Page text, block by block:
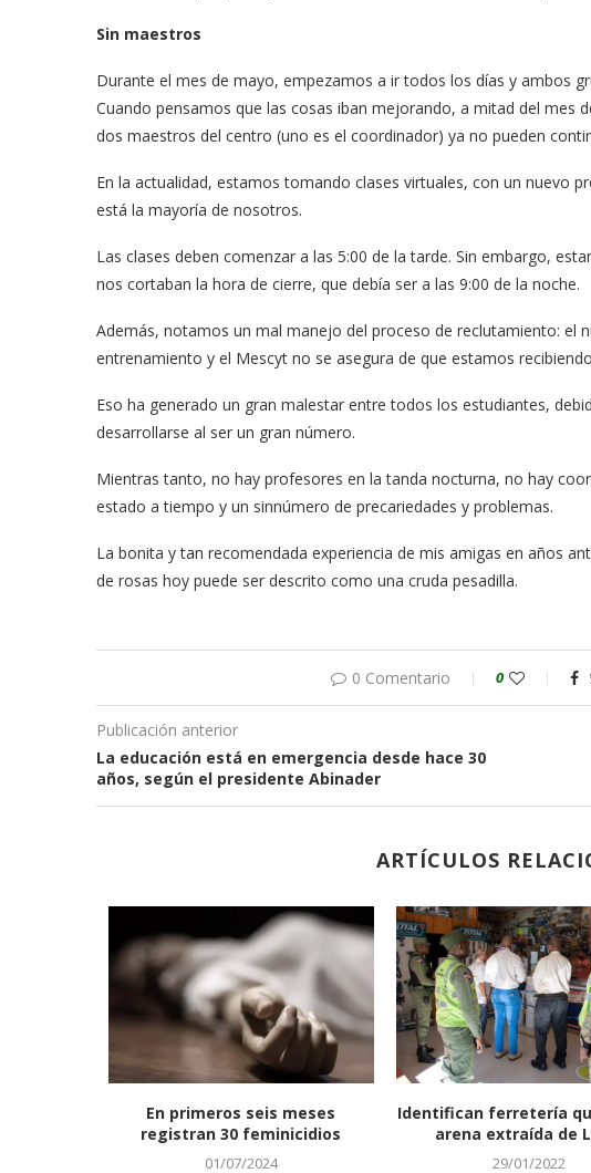
Sin maestros
Durante el mes de mayo, empezamos a ir todos los días y ambos
Cuando pensamos que las cosas iban mejorando, a mitad del mes
dos maestros del centro (uno es el coordinador) ya no pueden
En la actualidad, estamos tomando clases virtuales, con un nuevo
está la mayoría de nosotros.
Las clases deben comenzar a las 5:00 de la tarde. Sin embargo,
nos cortaban la hora de cierre, que debía ser a las 9:00 de la noche.
Además, notamos un mal manejo del proceso de reclutamiento: el
entrenamiento y el Mescyt no se asegura de que estamos
Eso ha generado un gran malestar entre todos los estudiantes,
desarrollarse al ser un gran número.
Mientras tanto, no hay profesores en la tanda nocturna, no hay
estado a tiempo y un sinnúmero de precariedades y problemas.
La bonita y tan recomendada experiencia de mis amigas en años
de rosas hoy puede ser descrito como una cruda pesadilla.
0 Comentario 0
Publicación anterior
La educación está en emergencia desde hace 30
años, según el presidente Abinader
ARTÍCULOS
En primeros seis meses
registran 30 feminicidios
01/07/2024
Identifican ferretería
arena extraída de
29/01/2022